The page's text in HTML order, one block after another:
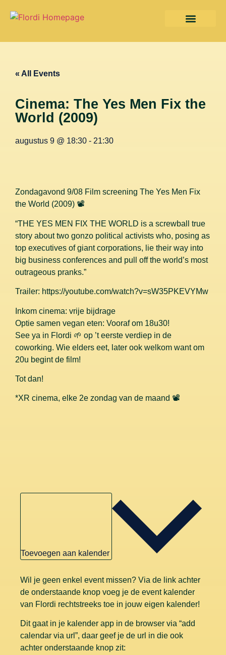
« All Events
Cinema: The Yes Men Fix the
World (2009)
augustus 9 @ 18:30 - 21:30
Zondagavond 9/08 Film screening The Yes Men Fix
the World (2009) 📽️
“THE YES MEN FIX THE WORLD is a screwball true
story about two gonzo political activists who, posing as
top executives of giant corporations, lie their way into
big business conferences and pull off the world’s most
outrageous pranks.”
Trailer: https://youtube.com/watch?v=sW35PKEVYMw
Inkom cinema: vrije bijdrage
Optie samen vegan eten: Vooraf om 18u30!
See ya in Flordi 🌱 op ’t eerste verdiep in de
coworking. Wie elders eet, later ook welkom want om
20u begint de film!
Tot dan!
*XR cinema, elke 2e zondag van de maand 📽️
Toevoegen aan kalender
Wil je geen enkel event missen? Via de link achter
de onderstaande knop voeg je de event kalender
van Flordi rechtstreeks toe in jouw eigen kalender!
Dit gaat in je kalender app in de browser via “add
calendar via url”, daar geef je de url in die ook
achter onderstaande knop zit: